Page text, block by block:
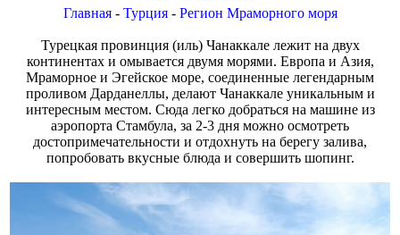
Главная- Турция- Регион Мраморного моря
Турецкая провинция (иль) Чанаккале лежит на двух
континентах и омывается двумя морями. Европа и Азия,
Мраморное и Эгейское море, соединенные легендарным
проливом Дарданеллы, делают Чанаккале уникальным и
интересным местом. Сюда легко добраться на машине из
аэропорта Стамбула, за 2-3 дня можно осмотреть
достопримечательности и отдохнуть на берегу залива,
попробовать вкусные блюда и совершить шопинг.